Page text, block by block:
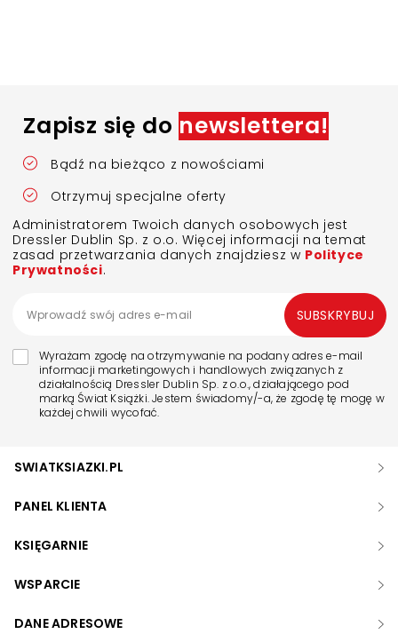
Zapisz się do newslettera!
Bądź na bieżąco z nowościami
Otrzymuj specjalne oferty
Administratorem Twoich danych osobowych jest
Dressler Dublin Sp. z o.o. Więcej informacji na temat
zasad przetwarzania danych znajdziesz w Polityce
Prywatności.
Wyrażam zgodę na otrzymywanie na podany adres e-mail
informacji marketingowych i handlowych związanych z
działalnością Dressler Dublin Sp. z o.o., działającego pod
marką Świat Książki. Jestem świadomy/-a, że zgodę tę mogę w
każdej chwili wycofać.
SUBSKRYBUJ
SWIATKSIAZKI.PL
PANEL KLIENTA
KSIĘGARNIE
WSPARCIE
DANE ADRESOWE